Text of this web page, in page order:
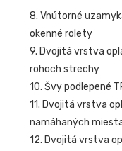
8. Vnútorné
okenné rolety
9. Dvojitá vrstva
rohoch strechy
10. Švy podlepené
11. Dvojitá vrstva
namáhaných
12. Dvojitá vrstva